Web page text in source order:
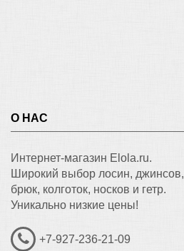
О НАС
Интернет-магазин Elola.ru.
Широкий выбор лосин, джинсов,
брюк, колготок, носков и гетр.
Уникально низкие цены!
+7-927-236-21-09